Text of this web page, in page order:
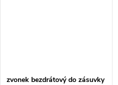
zvonek bezdrátový do zásuvky